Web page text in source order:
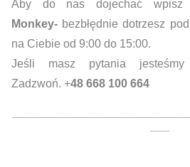
Aby do nas dojechać
Monkey- bezbłędnie dotrzesz
na Ciebie od 9:00 do 15:00.
Jeśli masz pytania
Zadzwoń. +48 668 100 664